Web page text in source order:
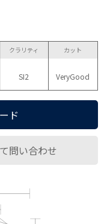
クラリティ
SI2
カット
VeryGood
ド
問い合わせ